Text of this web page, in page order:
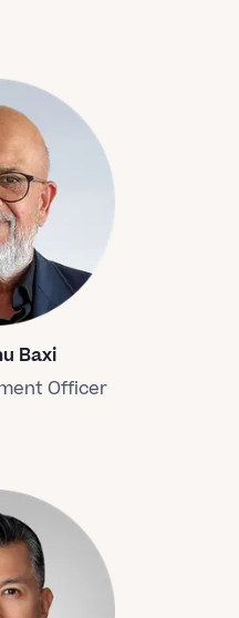
Baxi
Officer